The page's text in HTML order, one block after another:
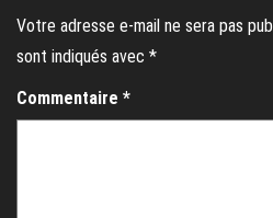
Votre adresse e-mail ne sera pas
sont indiqués avec *
Commentaire *